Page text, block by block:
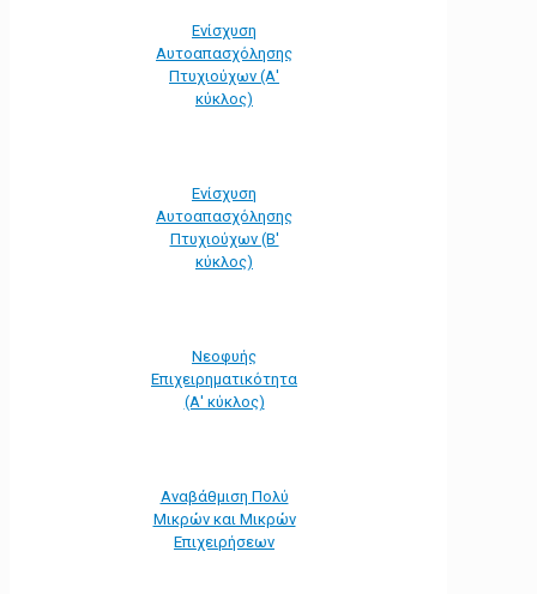
Ενίσχυση
Αυτοαπασχόλησης
Πτυχιούχων (Α'
κύκλος)
Ενίσχυση
Αυτοαπασχόλησης
Πτυχιούχων (Β'
κύκλος)
Νεοφυής
Επιχειρηματικότητα
(Α' κύκλος)
Αναβάθμιση Πολύ
Μικρών και Μικρών
Επιχειρήσεων